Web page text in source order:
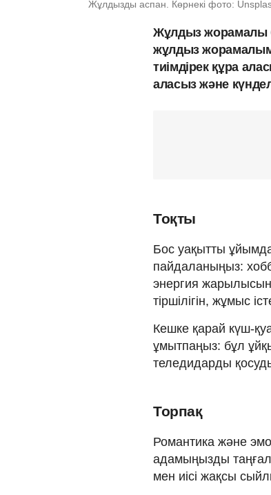
Жұлдызды аспан. Көрнекі фото:
Жұлдыз жорамалы
жұлдыз
тиімдірек құра
аласыз және
Тоқты
Бос уақытты
пайдаланыңыз:
энергия
тіршілігін, жұмыс
Кешке қарай күш-
ұмытпаңыз: бұл
теледидарды
Торпақ
Романтика және
адамыңызды
мен иісі жақсы